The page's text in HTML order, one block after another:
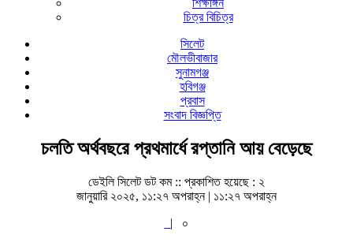
শিক্ষাঙ্গন
চিত্র বিচিত্র
সিলেট
মৌলভীবাজার
সুনামগঞ্জ
হবিগঞ্জ
প্রবাস
সংবাদ বিজ্ঞপ্তি
চলতি অর্থবছরে প্রথমার্ধে রপ্তানি আয় বেড়েছে
ডেইলি সিলেট ডট কম :: প্রকাশিত হয়েছে : ২
জানুয়ারি ২০২৫, ১১:২৭ অপরাহ্ন | ১১:২৭ অপরাহ্ন
|
০